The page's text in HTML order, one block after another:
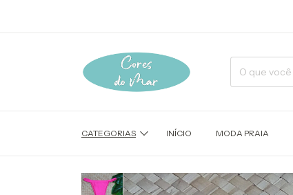
CATEGORIAS INÍCIO MODA PRAIA